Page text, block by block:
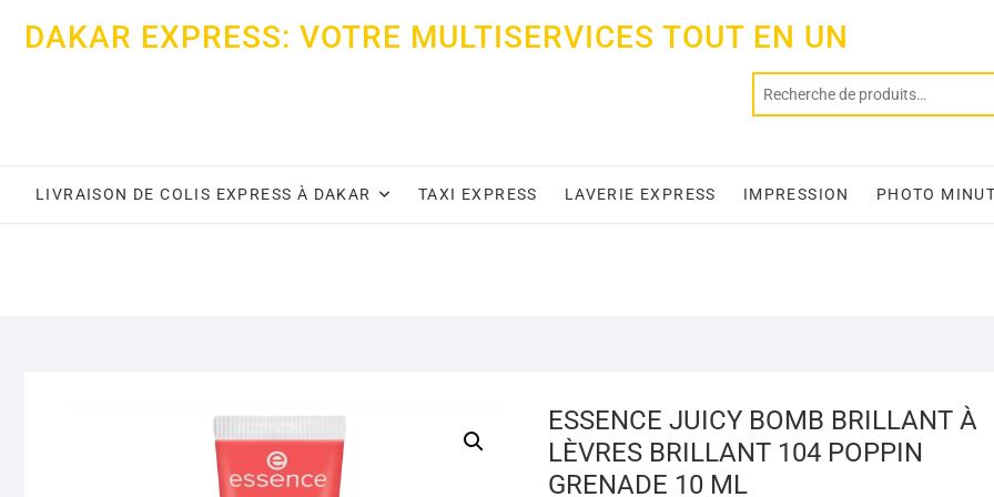
DAKAR EXPRESS: VOTRE MULTISERVICES TOUT EN UN
LIVRAISON DE COLIS EXPRESS À DAKAR TAXI EXPRESS LAVERIE EXPRESS IMPRESSION PHOTO
ESSENCE JUICY BOMB BRILLANT À
LÈVRES BRILLANT 104 POPPIN
GRENADE 10 ML